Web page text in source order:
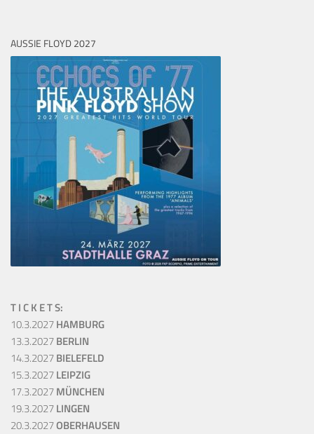
AUSSIE FLOYD 2027
T I C K E T S:
10.3.2027HAMBURG
13.3.2027BERLIN
14.3.2027BIELEFELD
15.3.2027LEIPZIG
17.3.2027MÜNCHEN
19.3.2027LINGEN
20.3.2027OBERHAUSEN